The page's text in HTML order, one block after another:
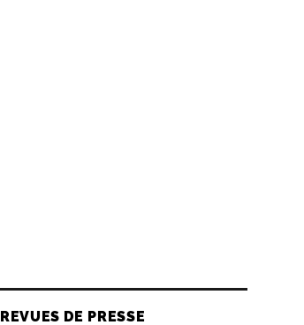
REVUES DE PRESSE